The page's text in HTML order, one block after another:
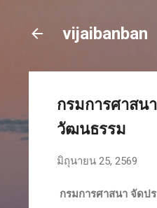
vijaibanban
กรมการศาสน
วัฒนธรรม
มิถุนายน 25, 2569
กรมการศาสนา จัดป